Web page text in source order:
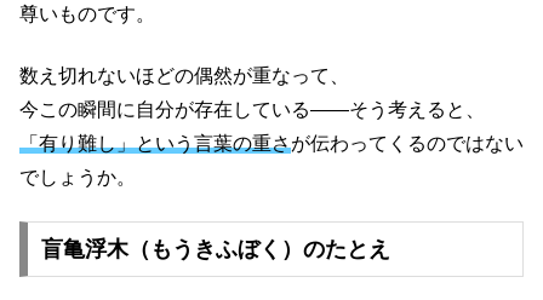
尊いものです。
数え切れないほどの偶然が重なって、
今この瞬間に自分が存在している——そう考えると、
「有り難し」という言葉の重さが伝わってくるのではない
でしょうか。
盲亀浮木（もうきふぼく）のたとえ